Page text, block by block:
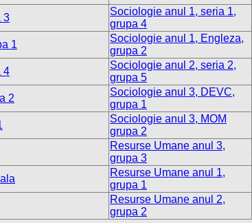
3
Sociologie anul 1, seria 1,
grupa 4
1
Sociologie anul 1, Engleza,
grupa 2
4
Sociologie anul 2, seria 2,
grupa 5
2
Sociologie anul 3, DEVC,
grupa 1
Sociologie anul 3, MOM
grupa 2
Resurse Umane anul 3,
grupa 3
Resurse Umane anul 1,
grupa 1
Resurse Umane anul 2,
grupa 2